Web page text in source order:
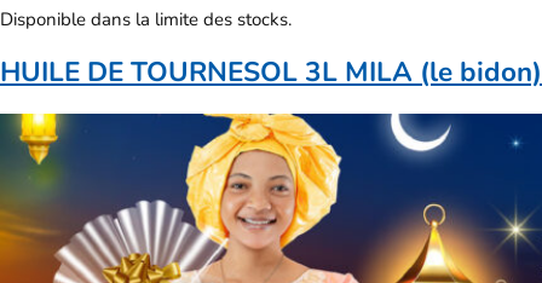
Disponible dans la limite des stocks.
HUILE DE TOURNESOL 3L MILA (le bidon)